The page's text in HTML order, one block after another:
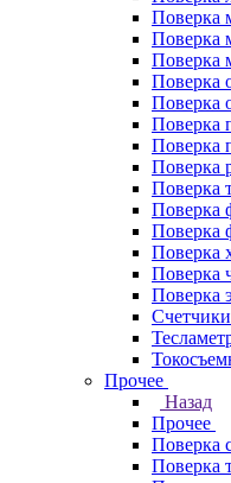
Поверка
Поверка
Поверка
Поверка
Поверка
Поверка
Поверка
Поверка
Поверка
Поверка
Поверка
Поверка
Поверка
Поверка
Прочее
Назад
Прочее
Поверка
Поверка